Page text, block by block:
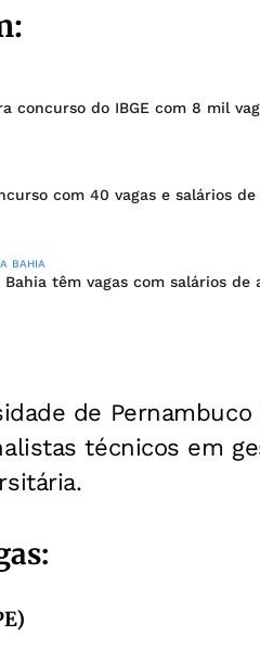
concurso do IBGE com 8 mil
com 40 vagas e salários
BAHIA
Bahia têm vagas com salários de
de
técnicos em